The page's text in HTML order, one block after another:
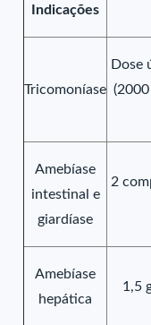
Indicações
Tricomoníase
Dose
(2000
Amebíase
intestinal e
giardíase
2
Amebíase
hepática
1,5